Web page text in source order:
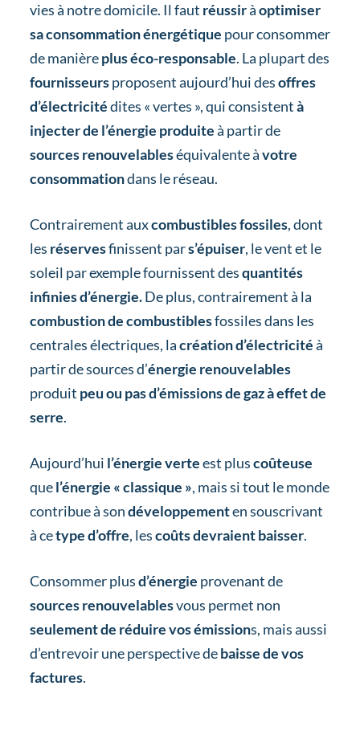
vies à notre domicile. Il faut réussiràoptimiser
sa consommation énergétique pour consommer
de manièreplus éco-responsable. La plupart des
fournisseursproposent aujourd’hui desoffres
d’électricitédites « vertes », qui consistentà
injecter de l’énergie produiteà partir de
sources renouvelableséquivalente àvotre
consommationdans le réseau.
Contrairement auxcombustibles fossiles, dont
les réservesfinissent pars’épuiser, le vent et le
soleil par exemple fournissent desquantités
infinies d’énergie.De plus, contrairement à la
combustion de combustiblesfossiles dans les
centrales électriques, lacréation d’électricitéà
partir de sources d’énergie renouvelables
produit peu ou pas d’émissions de gaz à effet de
serre.
Aujourd’hui l’énergie verteest pluscoûteuse
quel’énergie « classique », mais si tout le monde
contribue à sondéveloppementen souscrivant
à cetype d’offre, lescoûts devraient baisser.
Consommer plusd’énergie provenant de
sources renouvelablesvous permet non
seulement de réduire vos émissions, mais aussi
d’entrevoir une perspective debaisse de vos
factures.